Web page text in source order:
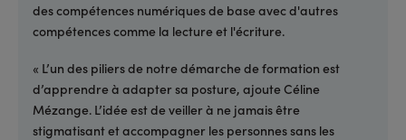
des compétences numériques de base avec d'autres
compétences comme la lecture et l'écriture.
« L’un des piliers de notre démarche de formation est
d’apprendre à adapter sa posture, ajoute Céline
Mézange. L’idée est de veiller à ne jamais être
stigmatisant et accompagner les personnes sans les